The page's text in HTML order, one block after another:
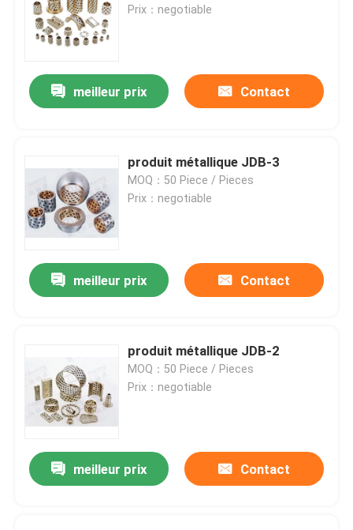
Prix：negotiable
meilleur prix Contact
produit métallique JDB-3
MOQ：50 Piece / Pieces
Prix：negotiable
meilleur prix Contact
produit métallique JDB-2
MOQ：50 Piece / Pieces
Prix：negotiable
meilleur prix Contact